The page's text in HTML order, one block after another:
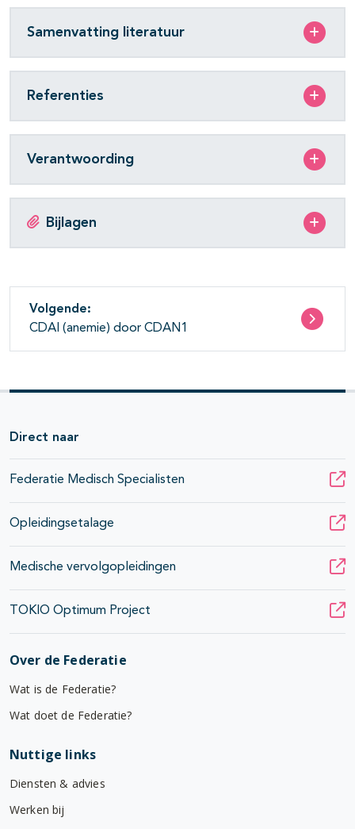
Samenvatting literatuur
Referenties
Verantwoording
Bijlagen
Volgende:
CDAI (anemie) door CDAN1
Direct naar
Federatie Medisch Specialisten
Opleidingsetalage
Medische vervolgopleidingen
TOKIO Optimum Project
Over de Federatie
Wat is de Federatie?
Wat doet de Federatie?
Nuttige links
Diensten & advies
Werken bij